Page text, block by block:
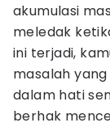
akumulasi
meledak
ini terjadi,
masalah
dalam hati
berhak